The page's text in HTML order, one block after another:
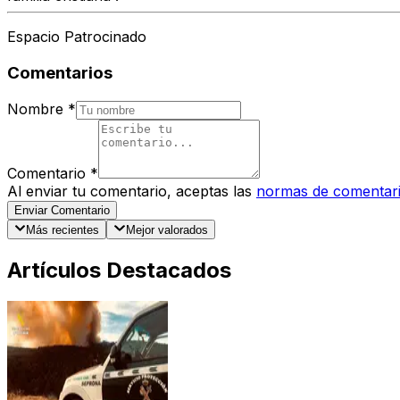
Espacio Patrocinado
Comentarios
Nombre *
Comentario *
Al enviar tu comentario, aceptas las normas de
Enviar Comentario
Más recientes
Mejor valorados
Artículos Destacados